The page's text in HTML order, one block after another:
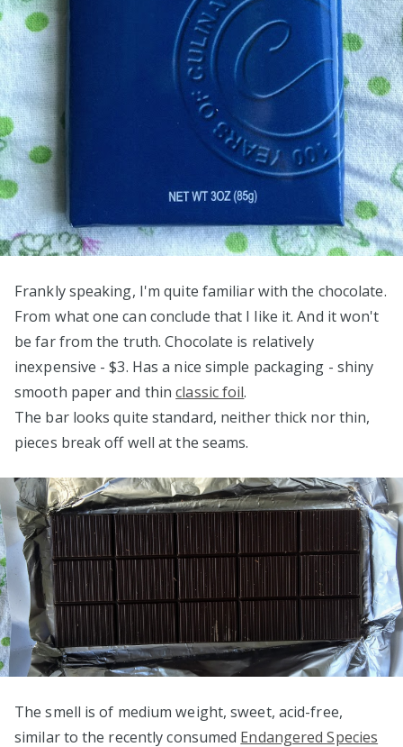
Frankly speaking, I'm quite familiar with the chocolate.
From what one can conclude that I like it. And it won't
be far from the truth. Chocolate is relatively
inexpensive - $3. Has a nice simple packaging - shiny
smooth paper and thinclassic foil.
The bar looks quite standard, neither thick nor thin,
pieces break off well at the seams.
The smell is of medium weight, sweet, acid-free,
similar to the recently consumed Endangered Species